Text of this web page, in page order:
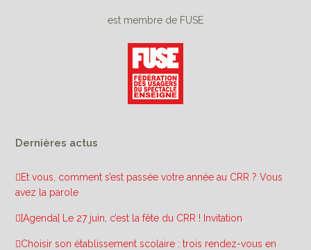
est membre de FUSE
Dernières actus
Et vous, comment s’est passée votre année au CRR ? Vous
avez la parole
[Agenda] Le 27 juin, c’est la fête du CRR ! Invitation
Choisir son établissement scolaire : trois rendez-vous en